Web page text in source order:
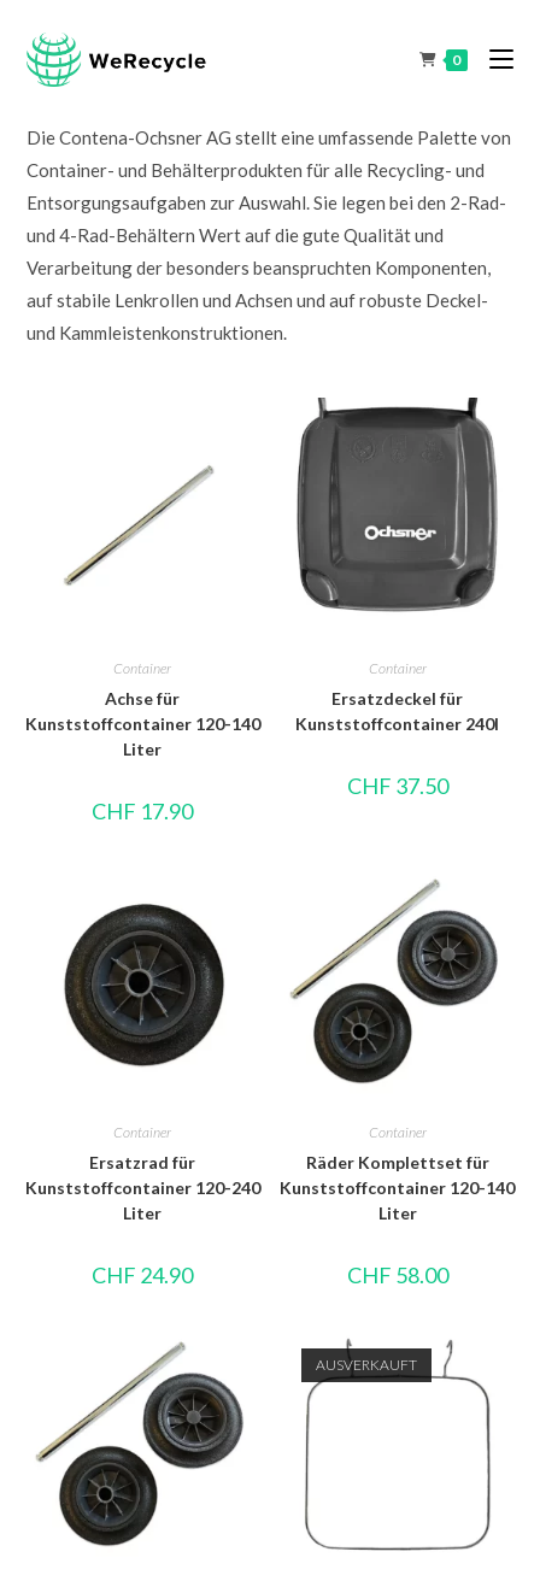
0
Die Contena-Ochsner AG stellt eine umfassende Palette von
Container- und Behälterprodukten für alle Recycling- und
Entsorgungsaufgaben zur Auswahl. Sie legen bei den 2-Rad-
und 4-Rad-Behältern Wert auf die gute Qualität und
Verarbeitung der besonders beanspruchten Komponenten,
auf stabile Lenkrollen und Achsen und auf robuste Deckel-
und Kammleistenkonstruktionen.
Container
Achse für
Kunststoffcontainer 120-140
Liter
CHF 17.90
Container
Ersatzdeckel für
Kunststoffcontainer 240l
CHF 37.50
Container
Ersatzrad für
Kunststoffcontainer 120-240
Liter
CHF 24.90
Container
Räder Komplettset für
Kunststoffcontainer 120-140
Liter
CHF 58.00
AUSVERKAUFT